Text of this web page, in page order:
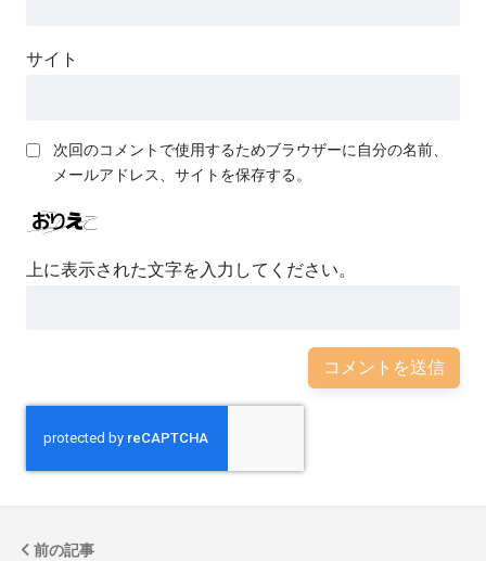
サイト
次回のコメントで使用するためブラウザーに自分の名前、
メールアドレス、サイトを保存する。
上に表示された文字を入力してください。
前の記事